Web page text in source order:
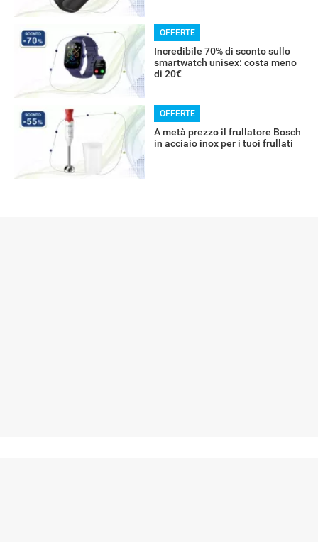
OFFERTE
Incredibile 70% di sconto sullo
smartwatch unisex: costa meno
di 20€
OFFERTE
A metà prezzo il frullatore Bosch
in acciaio inox per i tuoi frullati